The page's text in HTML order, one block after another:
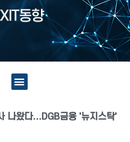
나왔다...DGB금융 '뉴지스탁'